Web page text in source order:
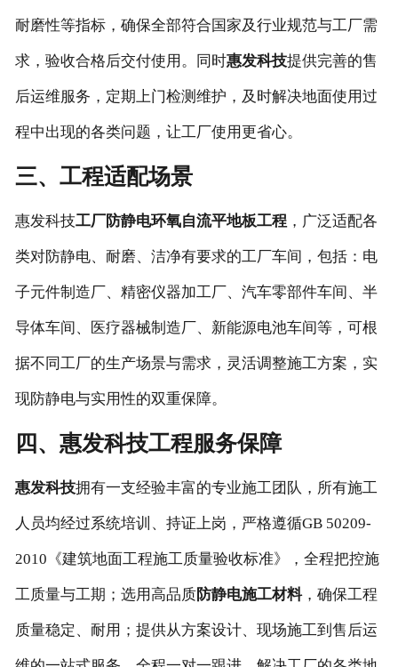
耐磨性等指标，确保全部符合国家及行业规范与工厂需
求，验收合格后交付使用。同时惠发科技提供完善的售
后运维服务，定期上门检测维护，及时解决地面使用过
程中出现的各类问题，让工厂使用更省心。
三、工程适配场景
惠发科技工厂防静电环氧自流平地板工程，广泛适配各
类对防静电、耐磨、洁净有要求的工厂车间，包括：电
子元件制造厂、精密仪器加工厂、汽车零部件车间、半
导体车间、医疗器械制造厂、新能源电池车间等，可根
据不同工厂的生产场景与需求，灵活调整施工方案，实
现防静电与实用性的双重保障。
四、惠发科技工程服务保障
惠发科技拥有一支经验丰富的专业施工团队，所有施工
人员均经过系统培训、持证上岗，严格遵循GB 50209-
2010《建筑地面工程施工质量验收标准》，全程把控施
工质量与工期；选用高品质防静电施工材料，确保工程
质量稳定、耐用；提供从方案设计、现场施工到售后运